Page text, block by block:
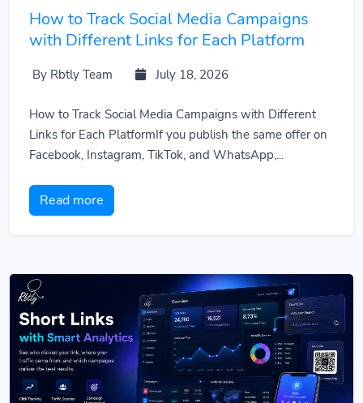
How to Track Social Media Campaigns
with Different Links for Each Platform
By Rbtly Team July 18, 2026
How to Track Social Media Campaigns with Different
Links for Each PlatformIf you publish the same offer on
Facebook, Instagram, TikTok, and WhatsApp,...
Read more